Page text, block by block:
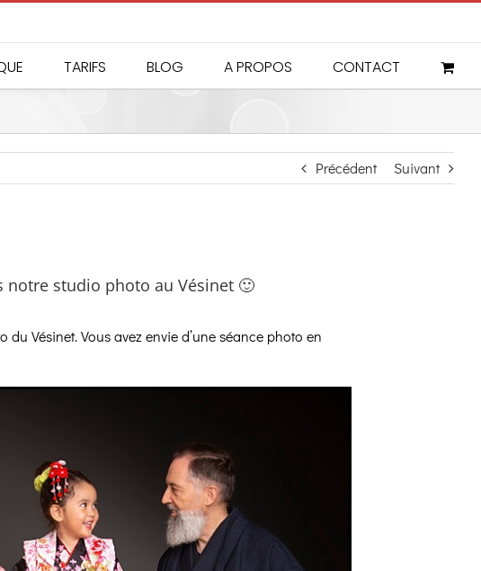
TARIFS BLOG A PROPOS CONTACT
Précédent Suivant
notre studio photo au Vésinet 🙂
Vésinet. Vous avez envie d’une séance photo en